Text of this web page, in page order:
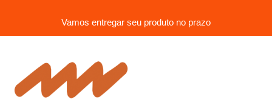
Vamos entregar seu produto no prazo